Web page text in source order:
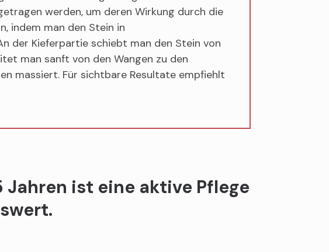
werden, um deren Wirkung durch die
indem man den Stein in
der Kieferpartie schiebt man den Stein von
man sanft von den Wangen zu den
massiert. Für sichtbare Resultate empfiehlt
Jahren ist eine aktive Pflege